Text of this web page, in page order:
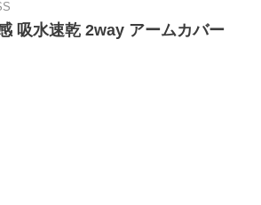
吸水速乾 2way アームカバー